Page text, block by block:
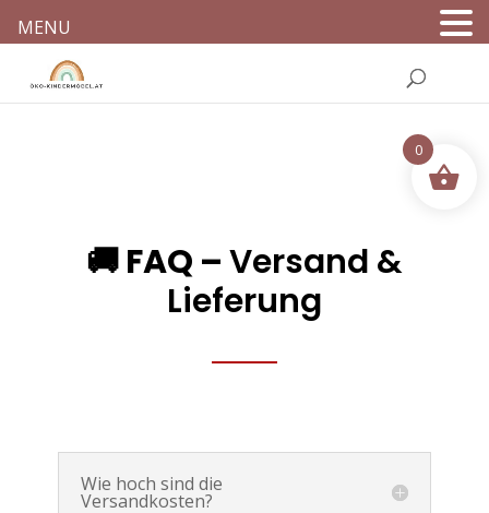
🚚 FAQ –Versand &
Lieferung
Wie hoch sind die
Versandkosten?
MENU
0